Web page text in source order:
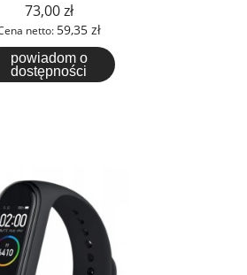
73,00 zł
netto: 59,35 zł
powiadom o
dostępności